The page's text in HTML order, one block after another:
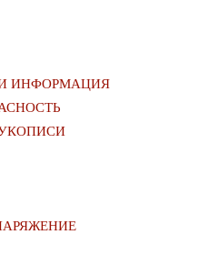
ИНФОРМАЦИЯ